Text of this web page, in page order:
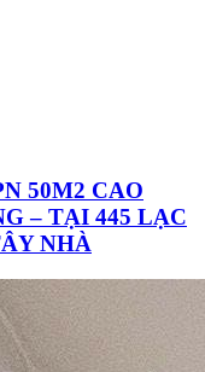
50M2 CAO
– TẠI 445 LẠC
NHÀ